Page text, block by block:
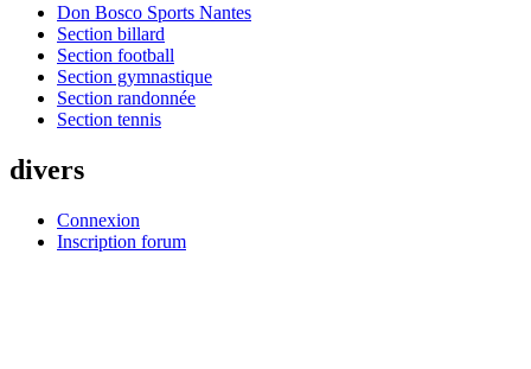
Don Bosco Sports Nantes
Section billard
Section football
Section gymnastique
Section randonnée
Section tennis
divers
Connexion
Inscription forum